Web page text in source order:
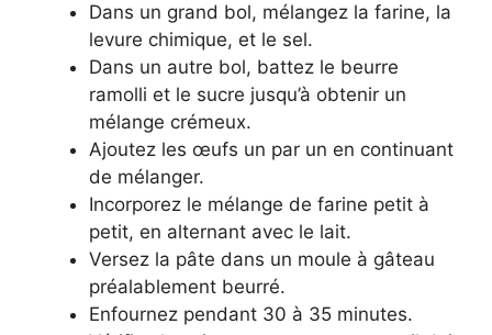
Dans un grand bol, mélangez la farine, la
levure chimique, et le sel.
Dans un autre bol, battez le beurre
ramolli et le sucre jusqu’à obtenir un
mélange crémeux.
Ajoutez les œufs un par un en continuant
de mélanger.
Incorporez le mélange de farine petit à
petit, en alternant avec le lait.
Versez la pâte dans un moule à gâteau
préalablement beurré.
Enfournez pendant 30 à 35 minutes.